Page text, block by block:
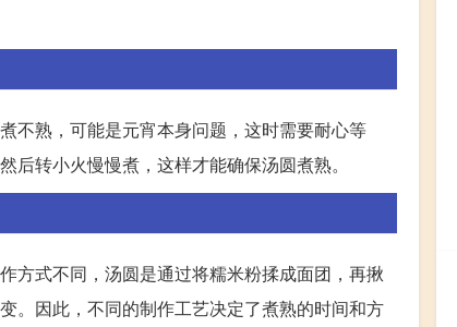
不熟，可能是元宵本身问题，这时需要耐心等
转小火慢慢煮，这样才能确保汤圆煮熟。
方式不同，汤圆是通过将糯米粉揉成面团，再揪
。因此，不同的制作工艺决定了煮熟的时间和方